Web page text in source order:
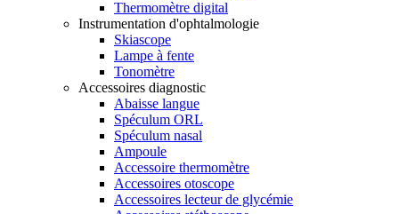
Thermomètre digital
Instrumentation d'ophtalmologie
Skiascope
Lampe à fente
Tonomètre
Accessoires diagnostic
Abaisse langue
Spéculum ORL
Spéculum nasal
Ampoule
Accessoire thermomètre
Accessoires otoscope
Accessoires lecteur de glycémie